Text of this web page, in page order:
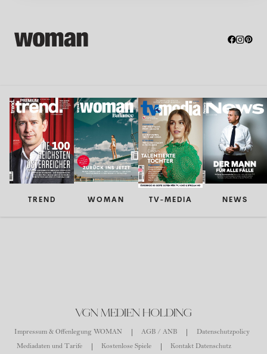
TREND WOMAN TV-MEDIA NEWS
VGN MEDIEN HOLDING
Impressum & Offenlegung WOMAN AGB / ANB
Datenschutzpolicy
Mediadaten und Tarife
Kostenlose Spiele Kontakt Datenschutz